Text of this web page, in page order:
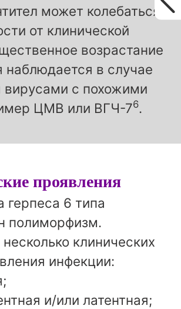
может колебаться
от клинической
возрастание
наблюдается в случае
вирусами с похожими
ЦМВ или ВГЧ-76.
проявления
герпеса 6 типа
полиморфизм.
клинических
инфекции:
и/или латентная;